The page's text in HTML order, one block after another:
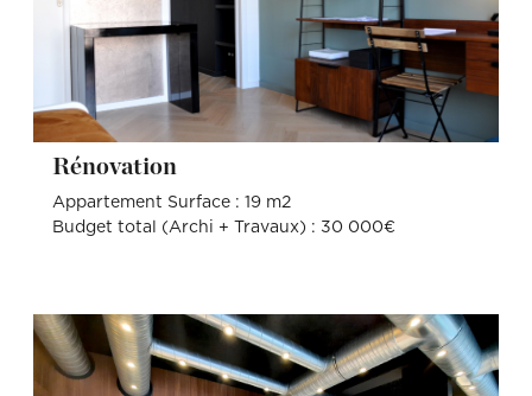
Rénovation
Appartement Surface : 19 m2
Budget total (Archi + Travaux) : 30 000€